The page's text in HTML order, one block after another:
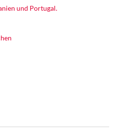
und Portugal.